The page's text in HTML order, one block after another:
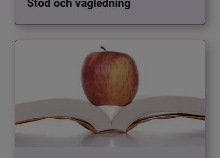
Stöd och vägledning